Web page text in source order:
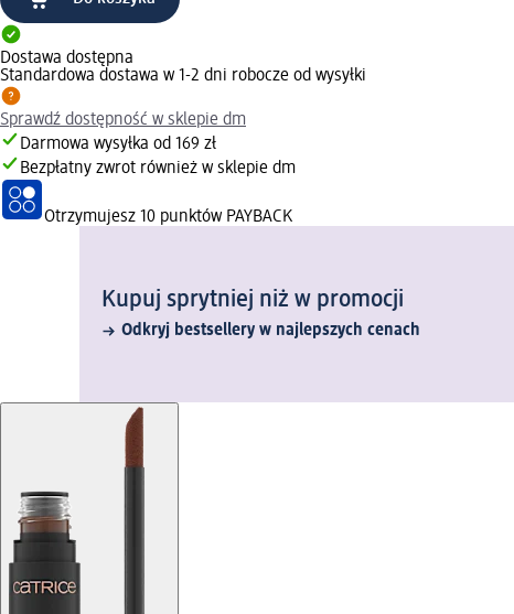
Dostawa dostępna
Standardowa dostawa w 1-2 dni robocze od wysyłki
Sprawdź dostępność w sklepie dm
Darmowa wysyłka od 169 zł
Bezpłatny zwrot również w sklepie dm
Otrzymujesz 10 punktów PAYBACK
Kupuj sprytniej niż w promocji
Odkryj bestsellery w najlepszych cenach